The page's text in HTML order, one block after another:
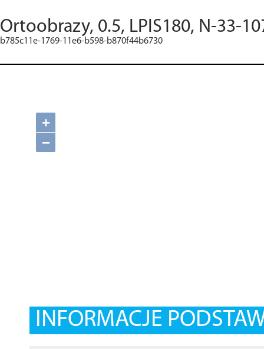
Ortoobrazy, 0.5, LPIS180, N-33-
b785c11e-1769-11e6-b598-b870f44b6730
+
−
INFORMACJE